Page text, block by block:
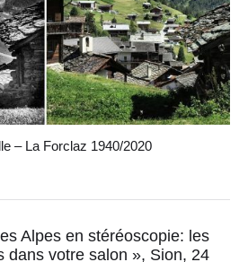
– La Forclaz 1940/2020
Alpes en stéréoscopie: les
dans votre salon », Sion, 24